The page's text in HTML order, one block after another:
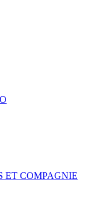
ET COMPAGNIE